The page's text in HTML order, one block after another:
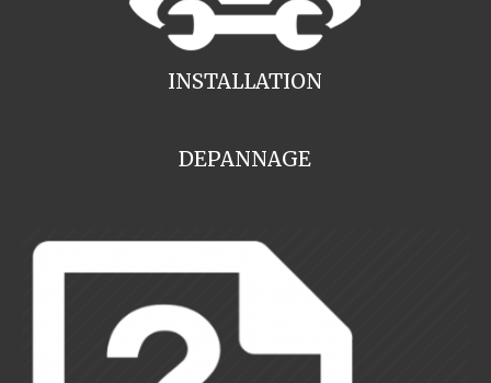
INSTALLATION
DEPANNAGE